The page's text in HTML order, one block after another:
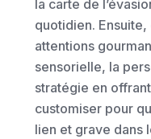
la carte de
quotidien.
attentions
sensorielle, la
stratégie en
customiser pour
lien et grave dans